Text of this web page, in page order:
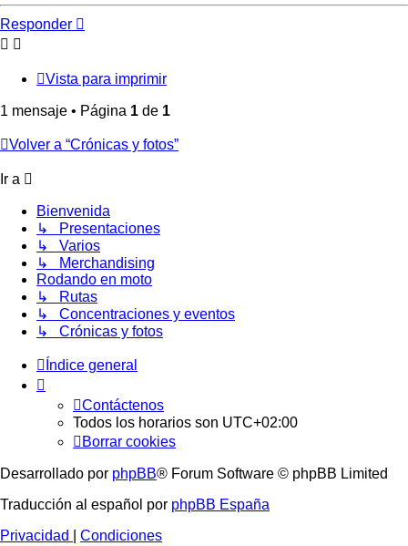
Responder
Vista para imprimir
1 mensaje • Página 1 de 1
Volver a “Crónicas y fotos”
Ir a
Bienvenida
↳ Presentaciones
↳ Varios
↳ Merchandising
Rodando en moto
↳ Rutas
↳ Concentraciones y eventos
↳ Crónicas y fotos
Índice general
Contáctenos
Todos los horarios son UTC+02:00
Borrar cookies
Desarrollado por phpBB® Forum Software © phpBB Limited
Traducción al español por phpBB España
Privacidad
Condiciones